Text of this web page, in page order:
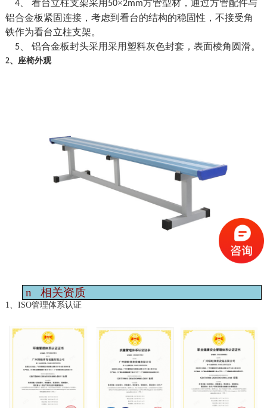
4、 看台立柱支架采用 50×2mm方管型材，通过方管配件与
铝合金板紧固连接，考虑到看台的结构的稳固性，不接受角
铁作为看台立柱支架。
5、 铝合金板封头采用采用塑料灰色封套，表面棱角圆滑。
2、座椅外观
n 相关资质
1、ISO管理体系认证